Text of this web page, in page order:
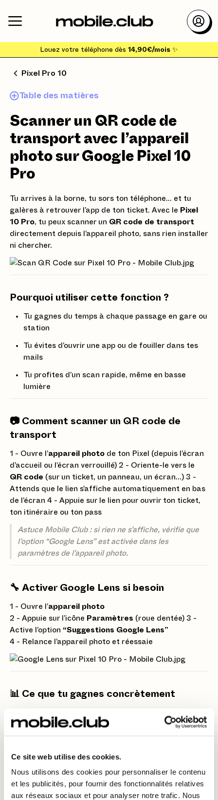
Ce site web utilise des cookies.
Nous utilisons des cookies pour personnaliser le contenu
et les publicités, pour fournir des fonctionnalités relatives
aux réseaux sociaux et pour analyser notre trafic. Nous
Louez votre téléphone dès 14,90€/mois ✨
Pixel Pro 10
Table des matières
Scanner un QR code de
transport avec l’appareil
photo sur Google Pixel 10
Pro
Tu arrives à la borne, tu sors ton téléphone… et tu
galères à retrouver l’app de ton ticket. Avec le Pixel
10 Pro, tu peux scanner un QR code de transport
directement depuis l’appareil photo, sans rien installer
ni chercher.
Pourquoi utiliser cette fonction ?
Tu gagnes du temps à chaque passage en gare ou
station
Tu évites d’ouvrir une app ou de fouiller dans tes
mails
Tu profites d’un scan rapide, même en basse
lumière
📷 Comment scanner un QR code de
transport
1 - Ouvre l’appareil photo de ton Pixel (depuis l’écran
d’accueil ou l’écran verrouillé) 2 - Oriente-le vers le
QR code (sur un ticket, un panneau, un écran…) 3 -
Attends que le lien s’affiche automatiquement en bas
de l’écran 4 - Appuie sur le lien pour ouvrir ton ticket,
ton itinéraire ou ton pass
Astuce Mobile Club : si rien ne s’affiche, vérifie que
l’option “Google Lens” est activée dans les
paramètres de l’appareil photo.
🔧 Activer Google Lens si besoin
1 - Ouvre l’appareil photo
2 - Appuie sur l’icône Paramètres (roue dentée) 3 -
Active l’option “Suggestions Google Lens”
4 - Relance l’appareil photo et réessaie
📊 Ce que tu gagnes concrètement
Une compatibilité avec la majorité des QR codes
Une expérience fluide, même en déplacement ou
en voyage
Moins de stress, plus de rapidité